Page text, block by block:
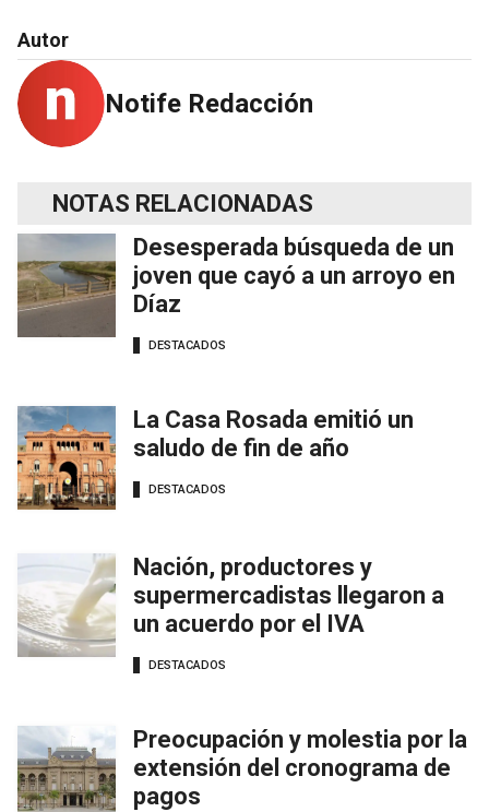
Autor
Notife Redacción
NOTAS RELACIONADAS
Desesperada búsqueda de un
joven que cayó a un arroyo en
Díaz
DESTACADOS
La Casa Rosada emitió un
saludo de fin de año
DESTACADOS
Nación, productores y
supermercadistas llegaron a
un acuerdo por el IVA
DESTACADOS
Preocupación y molestia por la
extensión del cronograma de
pagos